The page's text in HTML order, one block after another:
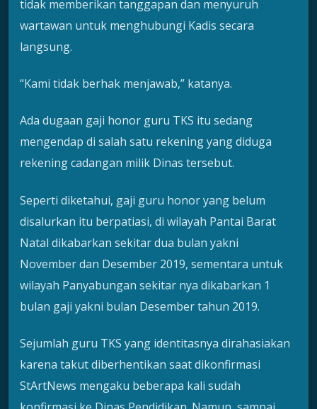
tidak memberikan tanggapan dan menyuruh
wartawan untuk menghubungi Kadis secara
langsung.
“Kami tidak berhak menjawab,” katanya.
Ada dugaan gaji honor guru TKS itu sedang
mengendap di salah satu rekening yang diduga
rekening cadangan milik Dinas tersebut.
Seperti diketahui, gaji guru honor yang belum
disalurkan itu berpatiasi, di wilayah Pantai Barat
Natal dikabarkan sekitar dua bulan yakni
November dan Desember 2019, sementara untuk
wilayah Panyabungan sekitar nya dikabarkan 1
bulan gaji yakni bulan Desember tahun 2019.
Sejumlah guru TKS yang identitasnya dirahasiakan
karena takut diberhentikan saat dikonfirmasi
StArtNews mengaku beberapa kali sudah